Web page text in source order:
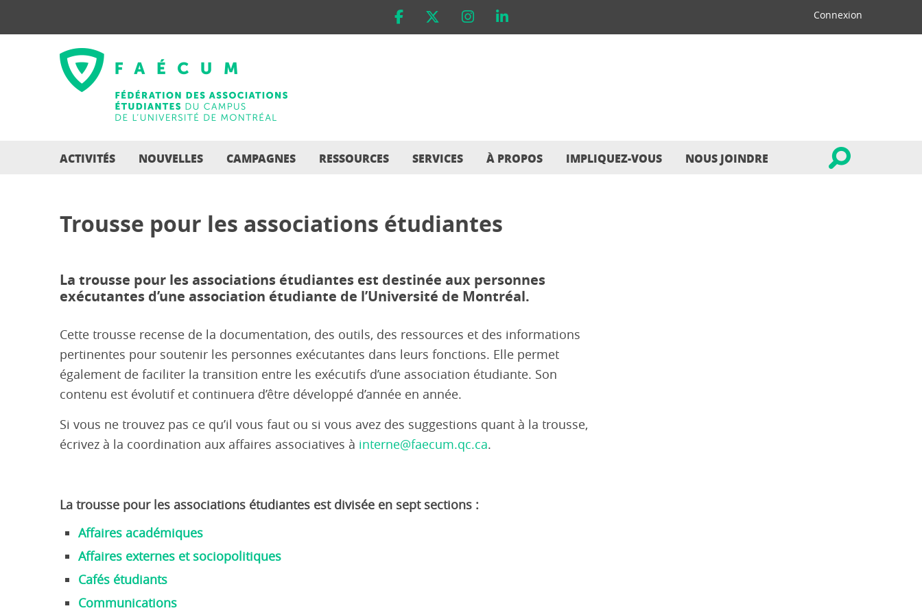
Connexion
ACTIVITÉS NOUVELLES CAMPAGNES RESSOURCES SERVICES À PROPOS IMPLIQUEZ-VOUS NOUS JOINDRE
Trousse pour les associations étudiantes
La trousse pour les associations étudiantes est destinée aux personnes
exécutantes d’une association étudiante de l’Université de Montréal.
Cette trousse recense de la documentation, des outils, des ressources et des informations
pertinentes pour soutenir les personnes exécutantes dans leurs fonctions. Elle permet
également de faciliter la transition entre les exécutifs d’une association étudiante. Son
contenu est évolutif et continuera d’être développé d’année en année.
Si vous ne trouvez pas ce qu’il vous faut ou si vous avez des suggestions quant à la trousse,
écrivez à la coordination aux affaires associatives à interne@faecum.qc.ca.
La trousse pour les associations étudiantes est divisée en sept sections :
Affaires académiques
Affaires externes et sociopolitiques
Cafés étudiants
Communications